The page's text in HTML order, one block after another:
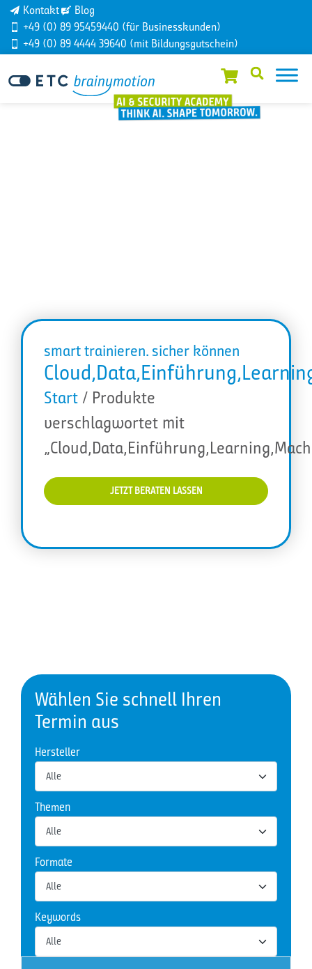
Kontakt
Blog
+49 (0) 89 95459440 (für Businesskunden)
+49 (0) 89 4444 39640 (mit Bildungsgutschein)
smart trainieren. sicher können
Start / Produkte
verschlagwortet mit
JETZT BERATEN LASSEN
Wählen Sie schnell Ihren
Termin aus
Hersteller
Themen
Formate
Keywords